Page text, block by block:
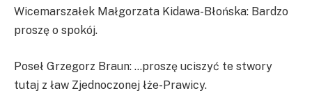
Wicemarszałek Małgorzata Kidawa-Błońska: Bardzo
proszę o spokój.
Poseł Grzegorz Braun: …proszę uciszyć te stwory
tutaj z ław Zjednoczonej łże-Prawicy.